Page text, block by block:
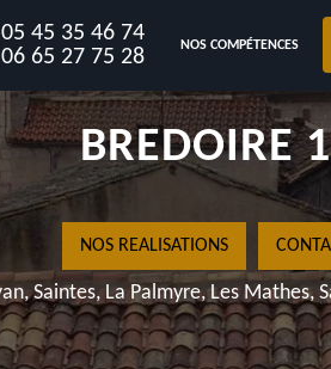
05 45 35 46 74
06 65 27 75 28
NOS COMPÉTENCES